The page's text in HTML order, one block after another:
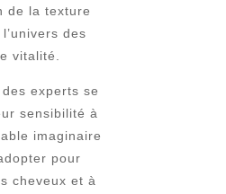
de la texture
des
vitalité.
experts se
sensibilité à
imaginaire
pour
cheveux et à